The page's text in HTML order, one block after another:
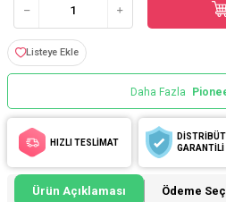
Listeye Ekle
Daha Fazla
HIZLI TESLİMAT
GARANTİLİ
Ürün Açıklaması Ödeme